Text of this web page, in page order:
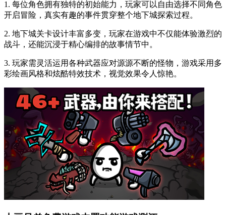
1. 每位角色拥有独特的初始能力，玩家可以自由选择不同角色
开启冒险，真实有趣的事件贯穿整个地下城探索过程。
2. 地下城关卡设计丰富多变，玩家在游戏中不仅能体验激烈的
战斗，还能沉浸于精心编排的故事情节中。
3. 玩家需灵活运用各种武器应对源源不断的怪物，游戏采用多
彩绘画风格和炫酷特效技术，视觉效果令人惊艳。